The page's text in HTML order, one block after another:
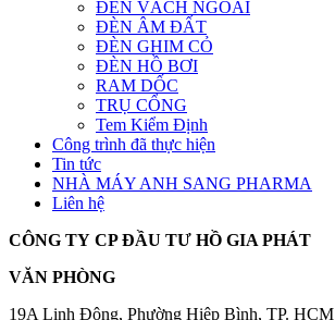
ĐÈN VÁCH NGOÀI
ĐÈN ÂM ĐẤT
ĐÈN GHIM CỎ
ĐÈN HỒ BƠI
RAM DỐC
TRỤ CỔNG
Tem Kiểm Định
Công trình đã thực hiện
Tin tức
NHÀ MÁY ANH SANG PHARMA
Liên hệ
CÔNG TY CP ĐẦU TƯ HỒ GIA PHÁT
VĂN PHÒNG
19A Linh Đông, Phường Hiệp Bình, TP. HCM